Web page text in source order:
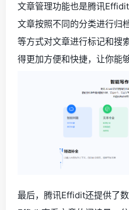
文章管理功能也是腾讯
文章按照不同的分类进行归
等方式对文章进行标记和搜
得更加方便和快捷，让你能
最后，腾讯Effidit还提供了